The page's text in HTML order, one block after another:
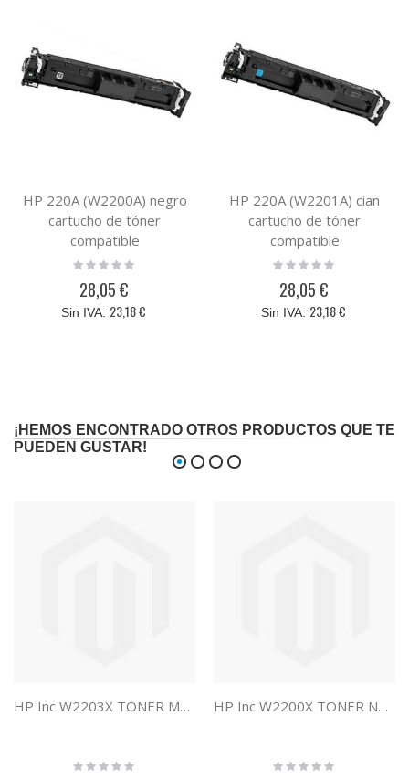
HP 220A (W2200A) negro
cartucho de tóner
compatible
Rating:
28,05 €
23,18 €
HP 220A (W2201A) cian
cartucho de tóner
compatible
Rating:
28,05 €
23,18 €
¡HEMOS ENCONTRADO OTROS PRODUCTOS QUE TE
PUEDEN GUSTAR!
HP Inc W2203X TONER MAGENTA HP 220X
Rating:
HP Inc W2200X TONER NEGRO HP 220X
Rating: